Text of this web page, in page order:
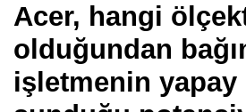
Acer, hangi
olduğundan
işletmenin yapay